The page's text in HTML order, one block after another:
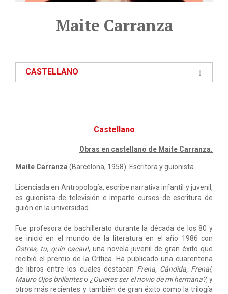
Maite Carranza
CASTELLANO
Castellano
Obras en castellano de Maite Carranza.
Maite Carranza (Barcelona, 1958). Escritora y guionista.
Licenciada en Antropología, escribe narrativa infantil y juvenil,
es guionista de televisión e imparte cursos de escritura de
guión en la universidad.
Fue profesora de bachillerato durante la década de los 80 y
se inició en el mundo de la literatura en el año 1986 con
Ostres, tu, quin cacau!, una novela juvenil de gran éxito que
recibió el premio de la Crítica. Ha publicado una cuarentena
de libros entre los cuales destacan Frena, Cándida, Frena!,
Mauro Ojos brillanteso ¿Quieres ser el novio de mi hermana?, y
otros más recientes y también de gran éxito como la trilogía